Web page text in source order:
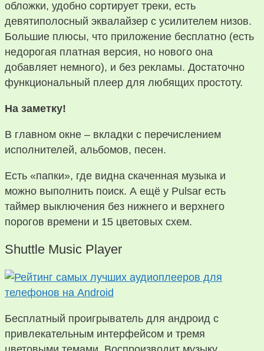
обложки, удобно сортирует треки, есть
девятиполосный эквалайзер с усилителем низов.
Большие плюсы, что приложение бесплатно (есть
недорогая платная версия, но нового она
добавляет немного), и без рекламы. Достаточно
функциональный плеер для любящих простоту.
На заметку!
В главном окне – вкладки с перечислением
исполнителей, альбомов, песен.
Есть «папки», где видна скаченная музыка и
можно выполнить поиск. А ещё у Pulsar есть
таймер выключения без нижнего и верхнего
порогов времени и 15 цветовых схем.
Shuttle Music Player
Бесплатный проигрыватель для андроид с
привлекательным интерфейсом и тремя